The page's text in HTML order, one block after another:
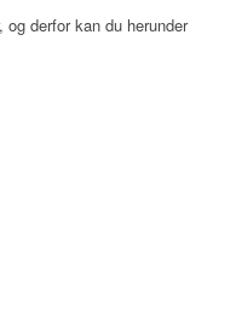
derfor kan du herunder